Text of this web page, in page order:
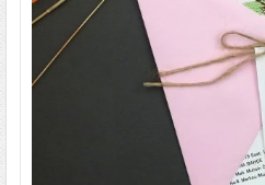
SIKÇA SORULANLAR